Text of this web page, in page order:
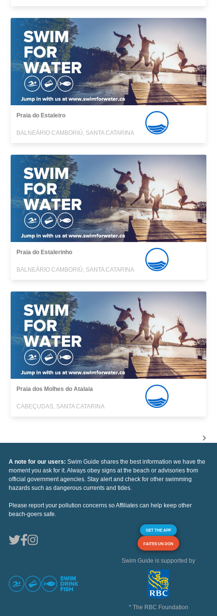
Praia do Estaleiro
BALNEÁRIO CAMBORIÚ, SANTA CATARINA
Praia do Estalerinho
BALNEÁRIO CAMBORIÚ, SANTA CATARINA
Praia dos Molhes do Atalaia
CABEÇUDAS, SANTA CATARINA
A note for our users: Swim Guide shares the best information we have the
moment you ask for it. Always obey signs at the beach or advisories from
official government agencies. Stay alert and check for other swimming
hazards such as dangerous currents and tides.
Please report your pollution concerns so Affiliates can help keep other
beach-goers safe.
GET THE APP
FAITES UN DON
Swim Guide is supported by
* The RBC Foundation